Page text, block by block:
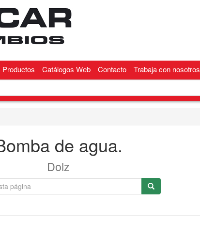
Productos Catálogos Web Contacto Trabaja con nosotros
de agua.
Dolz